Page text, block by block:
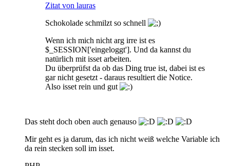
Zitat von lauras
Schokolade schmilzt so schnell
Wenn ich mich nicht arg irre ist es
$_SESSION['eingeloggt']. Und da kannst du
natürlich mit isset arbeiten.
Du überprüfst da ob das Ding true ist, dabei ist es
gar nicht gesetzt - daraus resultiert die Notice.
Also isset rein und gut
Das steht doch oben auch genauso
Mir geht es ja darum, das ich nicht weiß welche Variable ich
da rein stecken soll im isset.